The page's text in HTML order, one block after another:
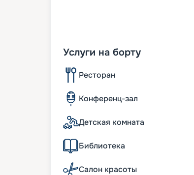
Услуги на борту
Ресторан
Конференц-зал
Детская комната
Библиотека
Салон красоты